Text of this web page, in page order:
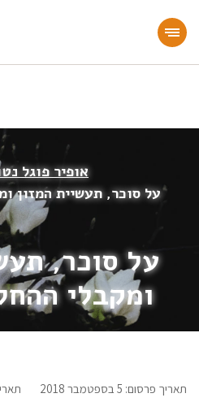
מעוניינים להעמיק או
הצטרפו
אופיר פוגל
על סוכר, תעשיית המזון
על סוכר,
ומקבלי
תאריך פרסום: 5 בספטמבר 2018 תאריך